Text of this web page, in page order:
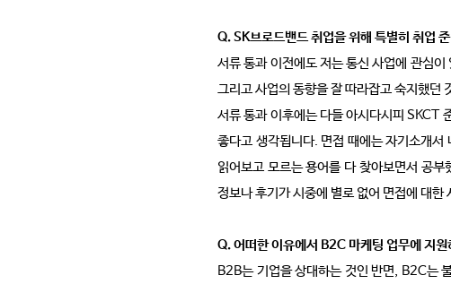
Q. SK브로드밴드 취업을 위해 특별히 취업
서류 통과 이전에도 저는 통신 사업에 관심
그리고 사업의 동향을 잘 따라잡고 숙지했던
서류 통과 이후에는 다들 아시다시피 SKCT
좋다고 생각됩니다. 면접 때에는 자기소개서
읽어보고 모르는 용어를 다 찾아보면서 공
정보나 후기가 시중에 별로 없어 면접에 대
Q. 어떠한 이유에서 B2C 마케팅 업무에 지
B2B는 기업을 상대하는 것인 반면, B2C는